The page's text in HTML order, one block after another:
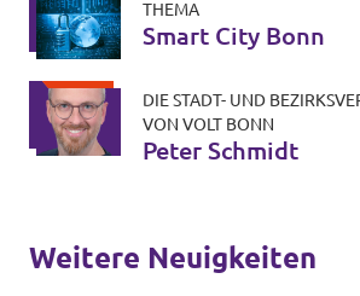
THEMA
Smart City Bonn
DIE STADT- UND
VON VOLT BONN
Peter Schmidt
Weitere Neuigkeiten